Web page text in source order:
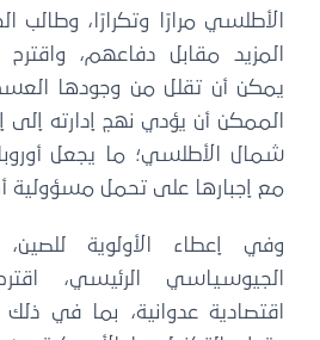
الأطلسي مرارًا وتكرارًا، وطالب
المزيد مقابل دفاعهم، واقترح
يمكن أن تقلل من وجودها
الممكن أن يؤدي نهج إدارته
شمال الأطلسي؛ ما يجعل أوروبا
مع إجبارها على تحمل مسؤولية
وفي إعطاء الأولوية للصين،
الجيوسياسي الرئيسي،
اقتصادية عدوانية، بما في ذلك